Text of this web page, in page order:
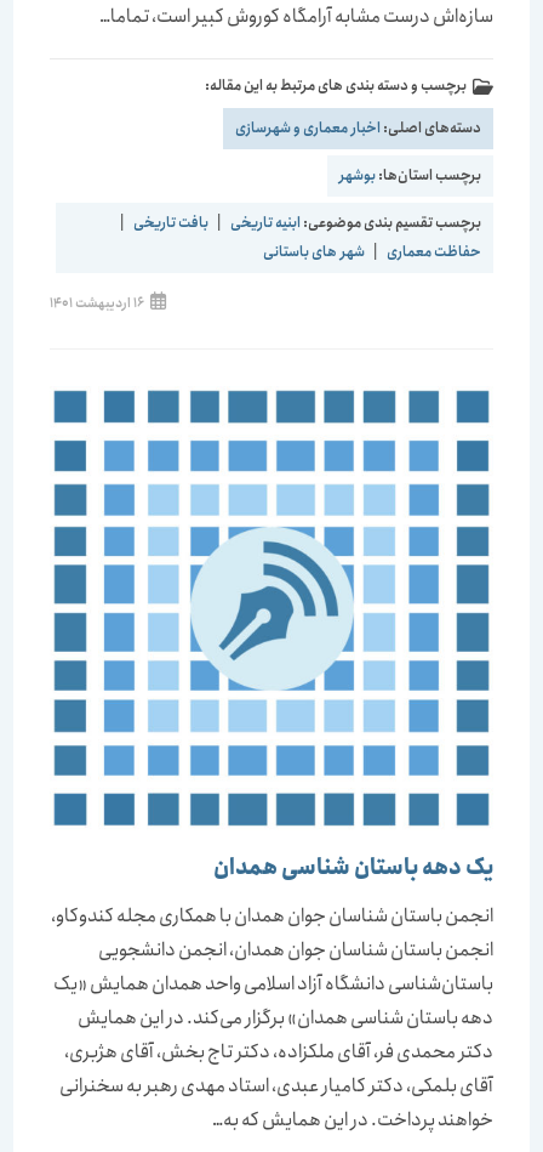
سازه‌اش درست مشابه آرامگاه كوروش كبیر است، تماما…
برچسب و دسته بندی های مرتبط به این مقاله:
دسته‌های اصلی:اخبار معماری و شهرسازی
برچسب استان‌ها:بوشهر
برچسب تقسیم بندی موضوعی:ابنیه تاریخی | بافت تاریخی |
حفاظت معماری | شهر های باستانی
نوشته
منتشر
16 اردیبهشت 1401
یک دهه باستان شناسی همدان
انجمن باستان شناسان جوان همدان با همکاری مجله کندوکاو،
انجمن باستان شناسان جوان همدان، انجمن دانشجویی
باستان‌شناسی دانشگاه آزاد اسلامی واحد همدان همایش «یک
دهه باستان شناسی همدان» برگزار می‌کند. در این همایش
دکتر محمدی فر، آقای ملکزاده، دکتر تاج بخش، آقای هژبری،
آقای بلمکی، دکتر کامیار عبدی، استاد مهدی رهبر به سخنرانی
خواهند پرداخت. در این همایش که به…